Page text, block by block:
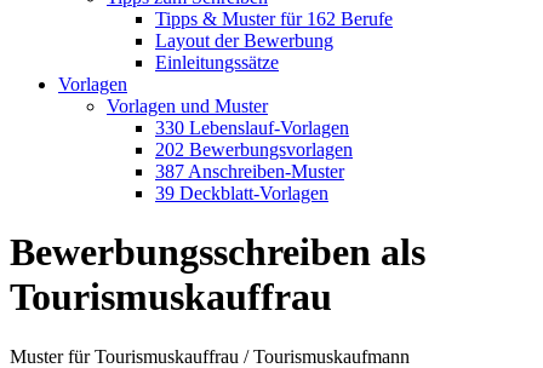
Tipps & Muster für 162 Berufe
Layout der Bewerbung
Einleitungssätze
Vorlagen
Vorlagen und Muster
330 Lebenslauf-Vorlagen
202 Bewerbungsvorlagen
387 Anschreiben-Muster
39 Deckblatt-Vorlagen
Bewerbungsschreiben als
Tourismuskauffrau
Muster für Tourismuskauffrau / Tourismuskaufmann